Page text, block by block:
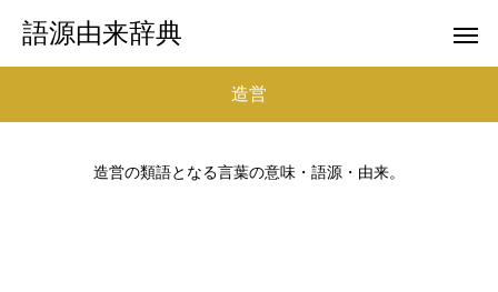
語源由来辞典
造営
造営の類語となる言葉の意味・語源・由来。